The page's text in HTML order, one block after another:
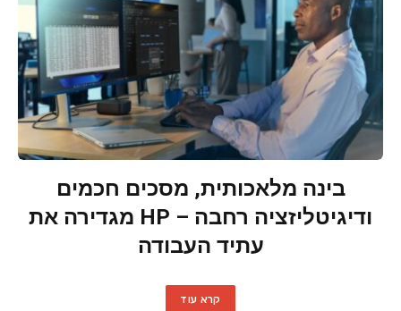
בינה מלאכותית, מסכים חכמים
ודיגיטליזציה רחבה – HP מגדירה את
עתיד העבודה
קרא עוד